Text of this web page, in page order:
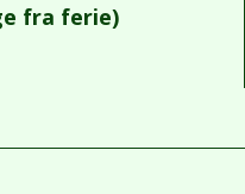
fra ferie)